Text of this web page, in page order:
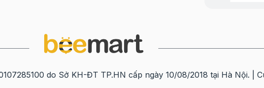
do Sở KH-ĐT TP.HN cấp ngày 10/08/2018 tại Hà Nội. |